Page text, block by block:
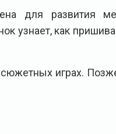
для развития
узнает, как
играх.